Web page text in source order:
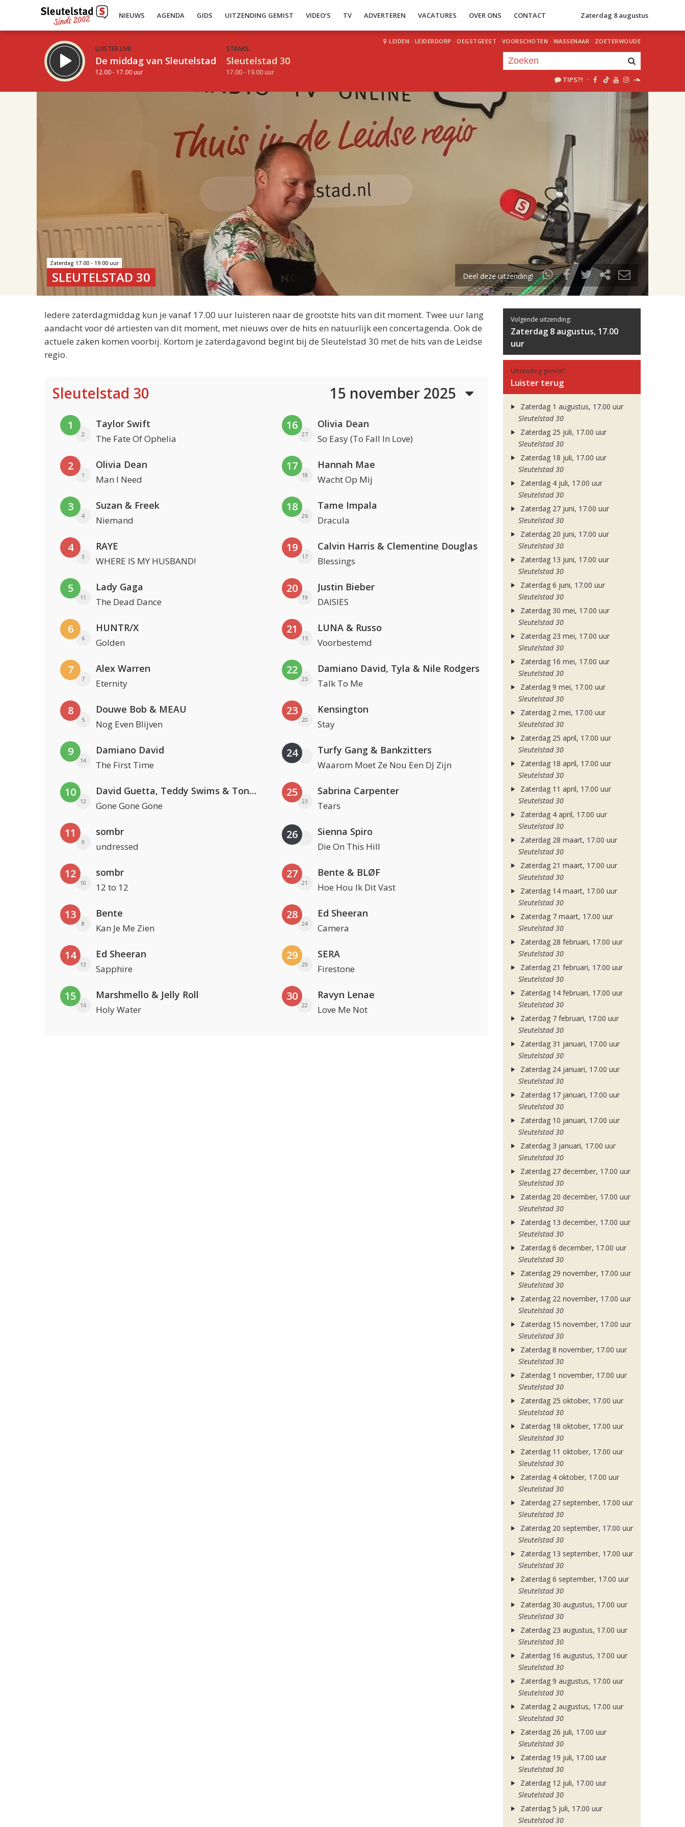
NIEUWS AGENDA GIDS UITZENDING GEMIST VIDEO’S TV ADVERTEREN VACATURES OVER ONS CONTACT Zaterdag 8 augustus
LUISTER LIVE:
De middag van Sleutelstad
12.00 - 17.00 uur
STRAKS:
Sleutelstad 30
17.00 - 19.00 uur
LEIDEN · LEIDERDORP · OEGSTGEEST · VOORSCHOTEN · WASSENAAR · ZOETERWOUDE
TIPS?! ·
uur 1 van 2
Volgend uur
Zaterdag 17.00 - 19.00 uur
SLEUTELSTAD 30 Deel deze uitzending!
Iedere zaterdagmiddag kun je vanaf 17.00 uur luisteren naar de grootste hits van dit moment. Twee uur lang
aandacht voor dé artiesten van dit moment, met nieuws over de hits en natuurlijk een concertagenda. Ook de
actuele zaken komen voorbij. Kortom je zaterdagavond begint bij de Sleutelstad 30 met de hits van de Leidse
regio.
Sleutelstad 30 15 november 2025
1
2
Taylor Swift
The Fate Of Ophelia
2
1
Olivia Dean
Man I Need
3
4
Suzan & Freek
Niemand
4
3
RAYE
WHERE IS MY HUSBAND!
5
11
Lady Gaga
The Dead Dance
6
6
HUNTR/X
Golden
7
7
Alex Warren
Eternity
8
5
Douwe Bob & MEAU
Nog Even Blijven
9
14
Damiano David
The First Time
10
12
David Guetta, Teddy Swims & Tones And I
Gone Gone Gone
11
9
sombr
undressed
12
10
sombr
12 to 12
13
8
Bente
Kan Je Me Zien
14
13
Ed Sheeran
Sapphire
15
16
Marshmello & Jelly Roll
Holy Water
16
27
Olivia Dean
So Easy (To Fall In Love)
17
18
Hannah Mae
Wacht Op Mij
18
26
Tame Impala
Dracula
19
17
Calvin Harris & Clementine Douglas
Blessings
20
19
Justin Bieber
DAISIES
21
15
LUNA & Russo
Voorbestemd
22
25
Damiano David, Tyla & Nile Rodgers
Talk To Me
23
20
Kensington
Stay
24 Turfy Gang & Bankzitters
Waarom Moet Ze Nou Een DJ Zijn
25
23
Sabrina Carpenter
Tears
26 Sienna Spiro
Die On This Hill
27
21
Bente & BLØF
Hoe Hou Ik Dit Vast
28
24
Ed Sheeran
Camera
29
29
SERA
Firestone
30
22
Ravyn Lenae
Love Me Not
Volgende uitzending:
Zaterdag 8 augustus, 17.00
uur
Uitzending gemist?
Luister terug
Zaterdag 1 augustus, 17.00 uur
Sleutelstad 30
Zaterdag 25 juli, 17.00 uur
Sleutelstad 30
Zaterdag 18 juli, 17.00 uur
Sleutelstad 30
Zaterdag 4 juli, 17.00 uur
Sleutelstad 30
Zaterdag 27 juni, 17.00 uur
Sleutelstad 30
Zaterdag 20 juni, 17.00 uur
Sleutelstad 30
Zaterdag 13 juni, 17.00 uur
Sleutelstad 30
Zaterdag 6 juni, 17.00 uur
Sleutelstad 30
Zaterdag 30 mei, 17.00 uur
Sleutelstad 30
Zaterdag 23 mei, 17.00 uur
Sleutelstad 30
Zaterdag 16 mei, 17.00 uur
Sleutelstad 30
Zaterdag 9 mei, 17.00 uur
Sleutelstad 30
Zaterdag 2 mei, 17.00 uur
Sleutelstad 30
Zaterdag 25 april, 17.00 uur
Sleutelstad 30
Zaterdag 18 april, 17.00 uur
Sleutelstad 30
Zaterdag 11 april, 17.00 uur
Sleutelstad 30
Zaterdag 4 april, 17.00 uur
Sleutelstad 30
Zaterdag 28 maart, 17.00 uur
Sleutelstad 30
Zaterdag 21 maart, 17.00 uur
Sleutelstad 30
Zaterdag 14 maart, 17.00 uur
Sleutelstad 30
Zaterdag 7 maart, 17.00 uur
Sleutelstad 30
Zaterdag 28 februari, 17.00 uur
Sleutelstad 30
Zaterdag 21 februari, 17.00 uur
Sleutelstad 30
Zaterdag 14 februari, 17.00 uur
Sleutelstad 30
Zaterdag 7 februari, 17.00 uur
Sleutelstad 30
Zaterdag 31 januari, 17.00 uur
Sleutelstad 30
Zaterdag 24 januari, 17.00 uur
Sleutelstad 30
Zaterdag 17 januari, 17.00 uur
Sleutelstad 30
Zaterdag 10 januari, 17.00 uur
Sleutelstad 30
Zaterdag 3 januari, 17.00 uur
Sleutelstad 30
Zaterdag 27 december, 17.00 uur
Sleutelstad 30
Zaterdag 20 december, 17.00 uur
Sleutelstad 30
Zaterdag 13 december, 17.00 uur
Sleutelstad 30
Zaterdag 6 december, 17.00 uur
Sleutelstad 30
Zaterdag 29 november, 17.00 uur
Sleutelstad 30
Zaterdag 22 november, 17.00 uur
Sleutelstad 30
Zaterdag 15 november, 17.00 uur
Sleutelstad 30
Zaterdag 8 november, 17.00 uur
Sleutelstad 30
Zaterdag 1 november, 17.00 uur
Sleutelstad 30
Zaterdag 25 oktober, 17.00 uur
Sleutelstad 30
Zaterdag 18 oktober, 17.00 uur
Sleutelstad 30
Zaterdag 11 oktober, 17.00 uur
Sleutelstad 30
Zaterdag 4 oktober, 17.00 uur
Sleutelstad 30
Zaterdag 27 september, 17.00 uur
Sleutelstad 30
Zaterdag 20 september, 17.00 uur
Sleutelstad 30
Zaterdag 13 september, 17.00 uur
Sleutelstad 30
Zaterdag 6 september, 17.00 uur
Sleutelstad 30
Zaterdag 30 augustus, 17.00 uur
Sleutelstad 30
Zaterdag 23 augustus, 17.00 uur
Sleutelstad 30
Zaterdag 16 augustus, 17.00 uur
Sleutelstad 30
Zaterdag 9 augustus, 17.00 uur
Sleutelstad 30
Zaterdag 2 augustus, 17.00 uur
Sleutelstad 30
Zaterdag 26 juli, 17.00 uur
Sleutelstad 30
Zaterdag 19 juli, 17.00 uur
Sleutelstad 30
Zaterdag 12 juli, 17.00 uur
Sleutelstad 30
Zaterdag 5 juli, 17.00 uur
Sleutelstad 30